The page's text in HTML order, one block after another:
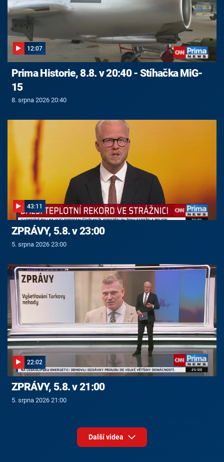
12:07
Prima Historie, 8.8. v 20:40 - Stíhačka MiG-
15
8. srpna 2026 20:40
43:11
ZPRÁVY, 5.8. v 23:00
5. srpna 2026 23:00
22:02
ZPRÁVY, 5.8. v 21:00
5. srpna 2026 21:00
Další videa